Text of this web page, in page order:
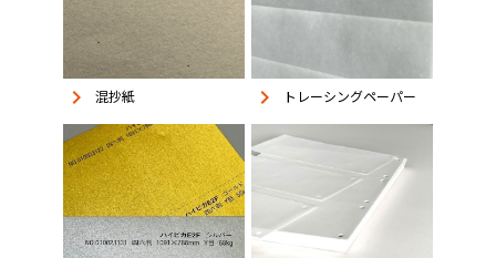
keyboard_arrow_right 混抄紙 keyboard_arrow_right トレーシングペーパー